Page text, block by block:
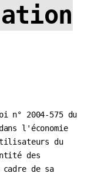
2004-575 du
l'économie
du
des
de sa